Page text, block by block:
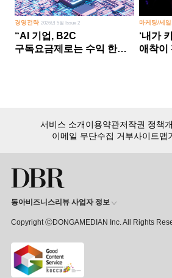
경영전략 2026년 5월 Issue 2
“AI 기업, B2C
구독요금제로는 수익 한계
마케팅/세일
‘내가
애착이
15,000여 건의 DBR 콘텐츠를
서비스 소개이용약관저작권 정책
이메일 무단수집 거부사이트맵
동아비즈니스리뷰 사업자 정보
Copyright ⒸDONGAMEDIAN Inc. All Rights